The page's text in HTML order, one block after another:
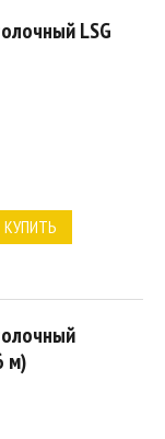
LSG
КУПИТЬ
м)